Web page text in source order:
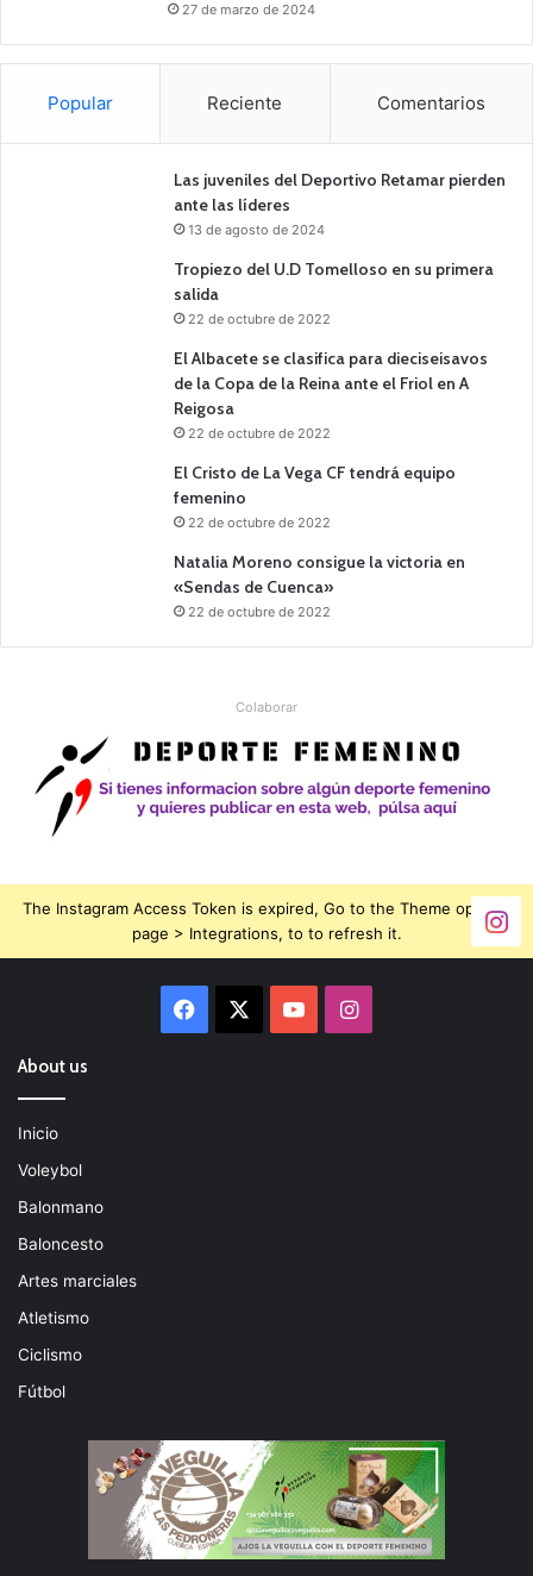
27 de marzo de 2024
Popular Reciente Comentarios
Las juveniles del Deportivo Retamar pierden
ante las líderes
13 de agosto de 2024
Tropiezo del U.D Tomelloso en su primera
salida
22 de octubre de 2022
El Albacete se clasifica para dieciseisavos
de la Copa de la Reina ante el Friol en A
Reigosa
22 de octubre de 2022
El Cristo de La Vega CF tendrá equipo
femenino
22 de octubre de 2022
Natalia Moreno consigue la victoria en
«Sendas de Cuenca»
22 de octubre de 2022
Colaborar
The Instagram Access Token is expired, Go to the Theme options
page > Integrations, to to refresh it.
Facebook YouTubeInstagram
About us
Inicio
Voleybol
Balonmano
Baloncesto
Artes marciales
Atletismo
Ciclismo
Fútbol